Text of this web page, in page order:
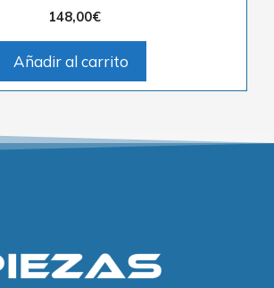
148,00€
Añadir al carrito